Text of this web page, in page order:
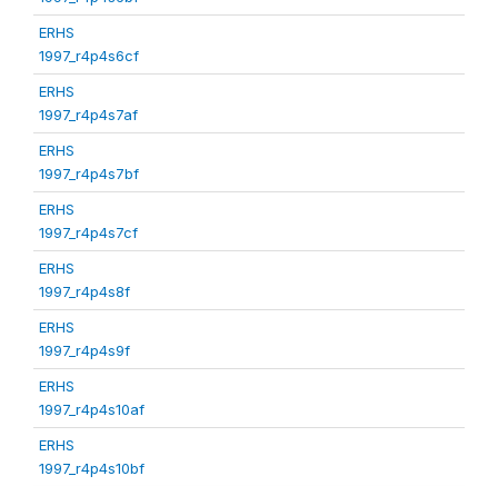
ERHS
1997_r4p4s6cf
ERHS
1997_r4p4s7af
ERHS
1997_r4p4s7bf
ERHS
1997_r4p4s7cf
ERHS
1997_r4p4s8f
ERHS
1997_r4p4s9f
ERHS
1997_r4p4s10af
ERHS
1997_r4p4s10bf